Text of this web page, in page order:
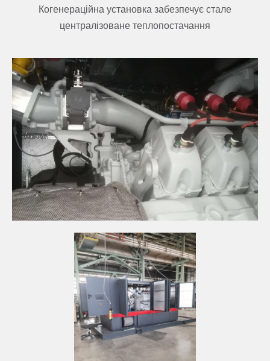
Когенераційна установка забезпечує стале
централізоване теплопостачання